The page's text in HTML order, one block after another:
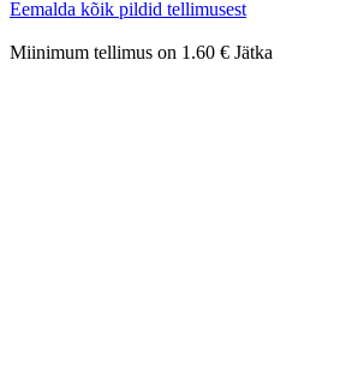
Eemalda kõik pildid tellimusest
Miinimum tellimus on 1.60 € Jätka